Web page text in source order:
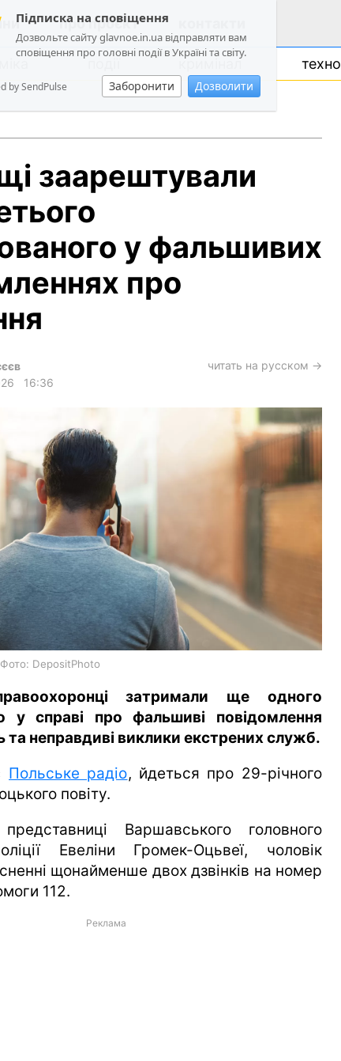
Підписка на сповіщення
Дозвольте сайту glavnoe.in.ua відправляти вам
сповіщення про головні події в Україні та світу.
Заборонити Дозволити
by SendPulse
про проєкт
кримінал техно
політика
суспільство
економіка
кримінал
техно
заарештували
у фальшивих
про
16:36
читать на русском →
DepositPhoto
затримали ще одного
у справі про фальшиві повідомлення
та неправдиві виклики екстрених служб.
Польське радіо, йдеться про 29-річного
повіту.
Варшавського головного
Евеліни Громек-Оцьвеї, чоловік
щонайменше двох дзвінків на номер
112.
Реклама